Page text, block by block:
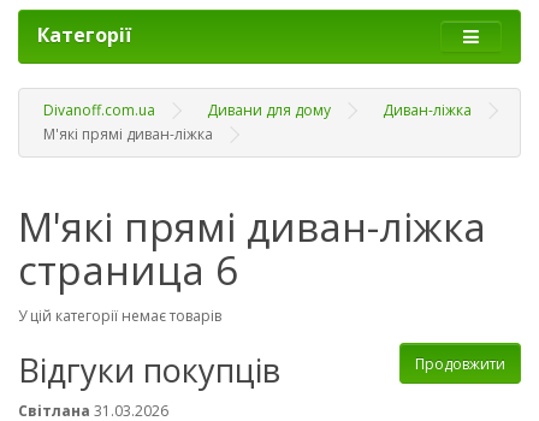
Категорії
Divanoff.com.ua Дивани для дому
Диван-ліжка
М'які прямі диван-ліжка
М'які прямі диван-ліжка
страница 6
У цій категорії немає товарів
Продовжити
Відгуки покупців
Світлана 31.03.2026